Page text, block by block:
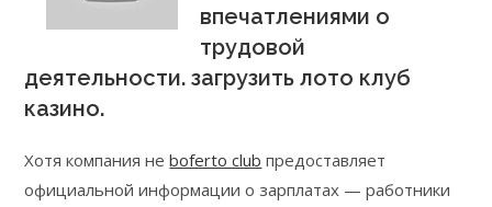
впечатлениями о
трудовой
деятельности. загрузить лото клуб
казино.
Хотя компания неboferto club предоставляет
официальной информации о зарплатах — работники